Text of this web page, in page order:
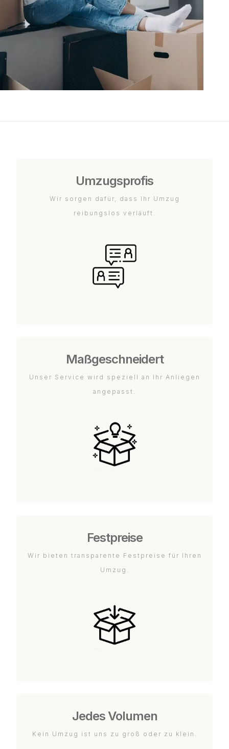
Umzugsprofis
Wir sorgen dafür, dass Ihr Umzug
reibungslos verläuft.
Maßgeschneidert
Unser Service wird speziell an Ihr Anliegen
angepasst.
Festpreise
Wir bieten transparente Festpreise für Ihren
Umzug.
Jedes Volumen
Kein Umzug ist uns zu groß oder zu klein.